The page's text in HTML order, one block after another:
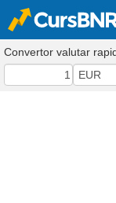
Convertor valutar